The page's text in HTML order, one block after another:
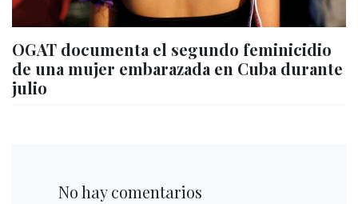
OGAT documenta el segundo feminicidio
de una mujer embarazada en Cuba durante
julio
No hay comentarios